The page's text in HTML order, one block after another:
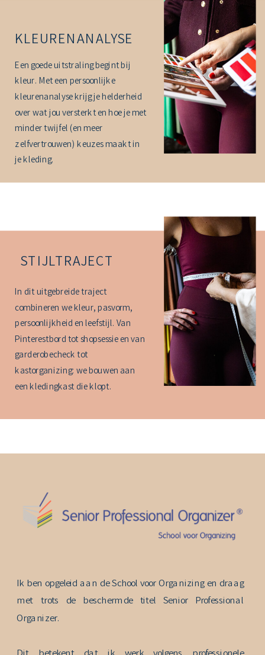
STIJLTRAJECT
KLEURENANALYSE
Een goede uitstraling begint bij
kleur. Met een persoonlijke
kleurenanalyse krijg je helderheid
over wat jou versterkt en hoe je met
minder twijfel (en meer
zelfvertrouwen) keuzes maakt in
je kleding.
In dit uitgebreide traject
combineren we kleur, pasvorm,
persoonlijkheid en leefstijl. Van
Pinterestbord tot shopsessie en van
garderobecheck tot
kastorganizing: we bouwen aan
een kledingkast die klopt.
Ik ben opgeleid aan de School voor Organizing en draag
met trots de beschermde titel Senior Professional
Organizer.